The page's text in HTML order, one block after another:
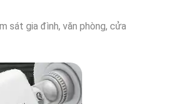
sát gia đình, văn phòng, cửa